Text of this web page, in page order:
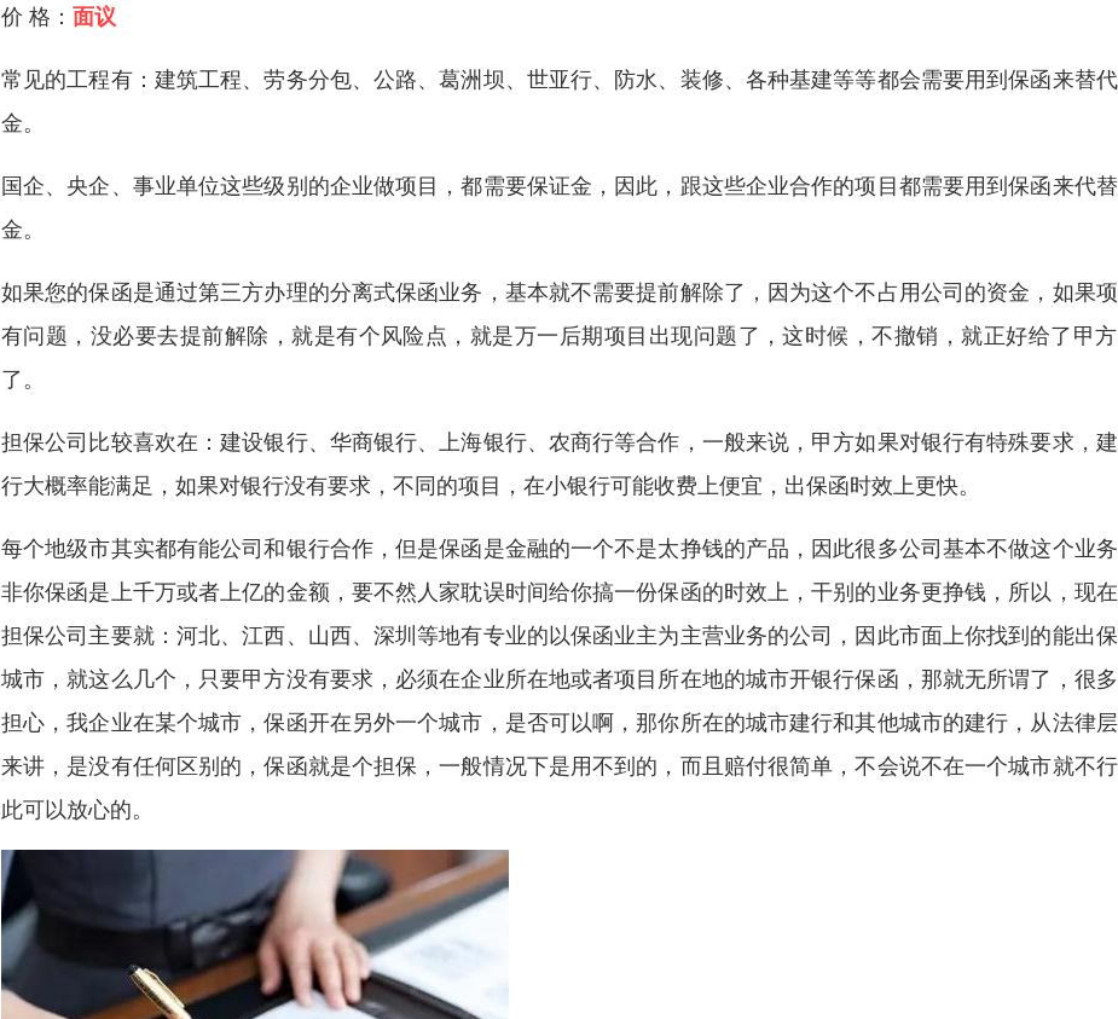
价 格： 面议
常见的工程有：建筑工程、劳务分包、公路、葛洲坝、世亚行、防水、装修、各种基建等等都会需要用到保函来替
金。
国企、央企、事业单位这些级别的企业做项目，都需要保证金，因此，跟这些企业合作的项目都需要用到保函来代
金。
如果您的保函是通过第三方办理的分离式保函业务，基本就不需要提前解除了，因为这个不占用公司的资金，如果
有问题，没必要去提前解除，就是有个风险点，就是万一后期项目出现问题了，这时候，不撤销，就正好给了甲
了。
担保公司比较喜欢在：建设银行、华商银行、上海银行、农商行等合作，一般来说，甲方如果对银行有特殊要求，
行大概率能满足，如果对银行没有要求，不同的项目，在小银行可能收费上便宜，出保函时效上更快。
每个地级市其实都有能公司和银行合作，但是保函是金融的一个不是太挣钱的产品，因此很多公司基本不做这个业
非你保函是上千万或者上亿的金额，要不然人家耽误时间给你搞一份保函的时效上，干别的业务更挣钱，所以，现
担保公司主要就：河北、江西、山西、深圳等地有专业的以保函业主为主营业务的公司，因此市面上你找到的能出
城市，就这么几个，只要甲方没有要求，必须在企业所在地或者项目所在地的城市开银行保函，那就无所谓了，很
担心，我企业在某个城市，保函开在另外一个城市，是否可以啊，那你所在的城市建行和其他城市的建行，从法律
来讲，是没有任何区别的，保函就是个担保，一般情况下是用不到的，而且赔付很简单，不会说不在一个城市就不
此可以放心的。